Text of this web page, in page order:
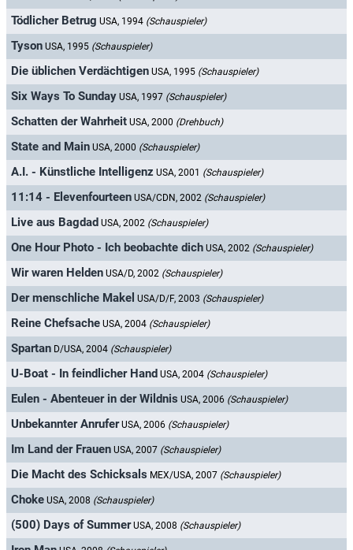
Tödlicher Betrug USA, 1994 (Schauspieler)
Tyson USA, 1995 (Schauspieler)
Die üblichen Verdächtigen USA, 1995 (Schauspieler)
Six Ways To Sunday USA, 1997 (Schauspieler)
Schatten der Wahrheit USA, 2000 (Drehbuch)
State and Main USA, 2000 (Schauspieler)
A.I. - Künstliche Intelligenz USA, 2001 (Schauspieler)
11:14 - Elevenfourteen USA/CDN, 2002 (Schauspieler)
Live aus Bagdad USA, 2002 (Schauspieler)
One Hour Photo - Ich beobachte dich USA, 2002 (Schauspieler)
Wir waren Helden USA/D, 2002 (Schauspieler)
Der menschliche Makel USA/D/F, 2003 (Schauspieler)
Reine Chefsache USA, 2004 (Schauspieler)
Spartan D/USA, 2004 (Schauspieler)
U-Boat - In feindlicher Hand USA, 2004 (Schauspieler)
Eulen - Abenteuer in der Wildnis USA, 2006 (Schauspieler)
Unbekannter Anrufer USA, 2006 (Schauspieler)
Im Land der Frauen USA, 2007 (Schauspieler)
Die Macht des Schicksals MEX/USA, 2007 (Schauspieler)
Choke USA, 2008 (Schauspieler)
(500) Days of Summer USA, 2008 (Schauspieler)